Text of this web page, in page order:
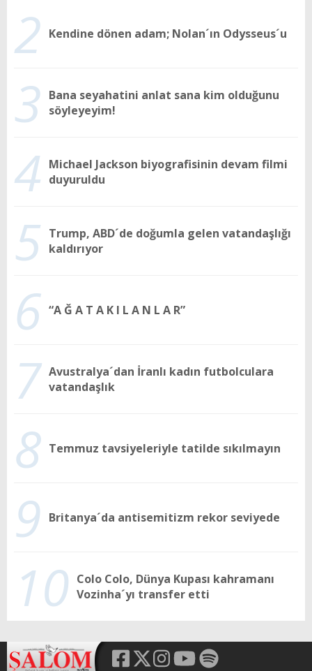
2 Kendine dönen adam; Nolan´ın Odysseus´u
3 Bana seyahatini anlat sana kim olduğunu
söyleyeyim!
4 Michael Jackson biyografisinin devam filmi
duyuruldu
5 Trump, ABD´de doğumla gelen vatandaşlığı
kaldırıyor
6 “A Ğ A T A K I L A N L A R”
7 Avustralya´dan İranlı kadın futbolculara
vatandaşlık
8 Temmuz tavsiyeleriyle tatilde sıkılmayın
9 Britanya´da antisemitizm rekor seviyede
10 Colo Colo, Dünya Kupası kahramanı
Vozinha´yı transfer etti